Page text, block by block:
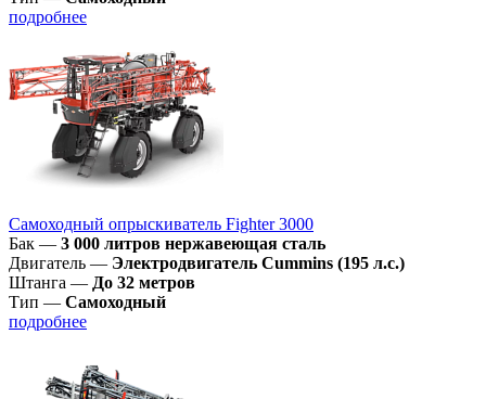
подробнее
Самоходный опрыскиватель Fighter 3000
Бак — 3 000 литров нержавеющая сталь
Двигатель — Электродвигатель Cummins (195 л.с.)
Штанга — До 32 метров
Тип — Самоходный
подробнее